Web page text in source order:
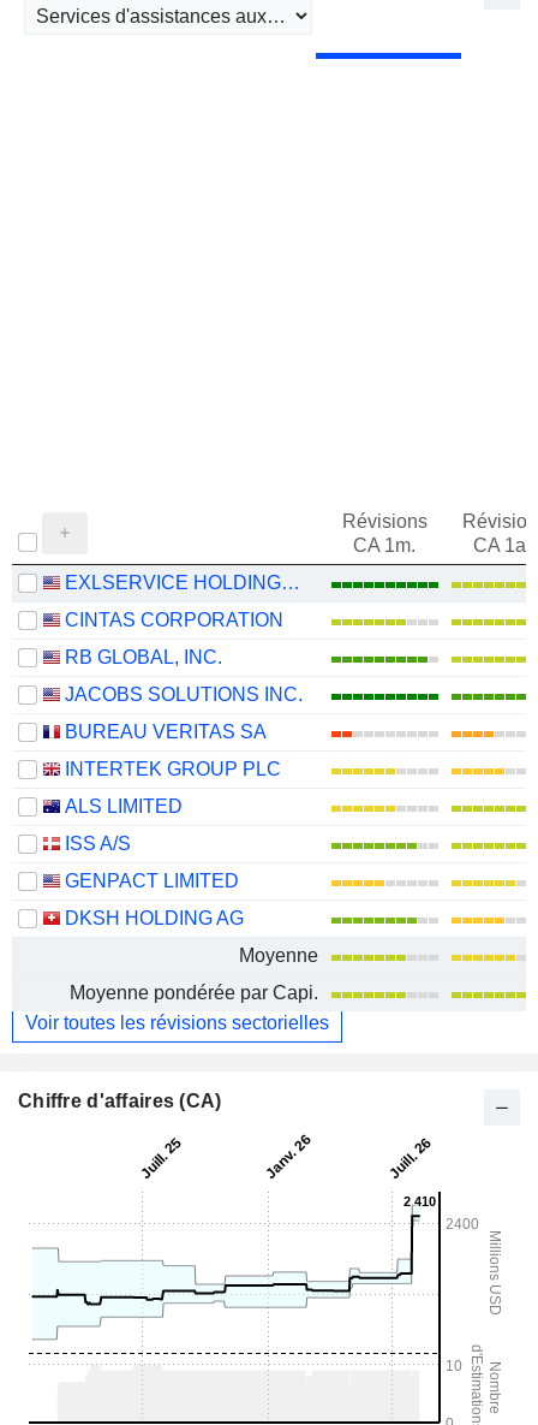
Révisions
CA 1m.
CA 1an
EXLSERVICE HOLDINGS, INC.
CINTAS CORPORATION
RB GLOBAL, INC.
JACOBS SOLUTIONS INC.
BUREAU VERITAS SA
INTERTEK GROUP PLC
ALS LIMITED
ISS A/S
GENPACT LIMITED
DKSH HOLDING AG
Moyenne
Moyenne pondérée par Capi.
Voir toutes les révisions sectorielles
Chiffre d'affaires (CA)